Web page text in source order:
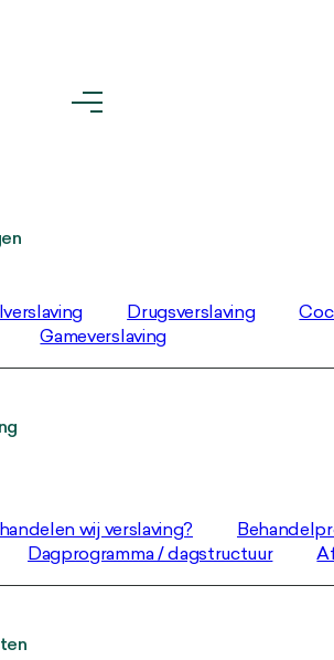
Drugsverslaving
Gameverslaving
wij verslaving?
Dagprogramma / dagstructuur